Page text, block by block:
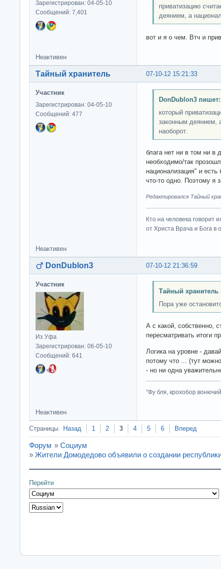
Зарегистрирован: 04-05-10
Сообщений: 7,401
приватизацию
деянием, а
вот и я о чем. Втч и
Неактивен
07-10-12 15:21:33
Тайный хранитель
Участник
Зарегистрирован: 04-05-10
Сообщений: 477
DonDublon3 пишет:
который
законным деянием,
наоборот.
блага нет ни в том ни в
необходимо/так
национализация" и
что-то одно. Поэтому я
Редактировался Тайный
Кто на человека говорит
от Христа Врача и Бога в
Неактивен
07-10-12 21:36:59
DonDublon3
Участник
Из Уфа
Зарегистрирован: 06-05-10
Сообщений: 641
Тайный хранитель
Пора уже
А с какой, собственно,
пересматривать итоги
Логика на уровне -
потому что ... (тут
- но ни одна
"Фу бля, крохобор
Неактивен
Страницы Назад 1 2 3 4 5 6 Вперед
Форум » Социум
» Жители Домодедово объявили о создании
Перейти